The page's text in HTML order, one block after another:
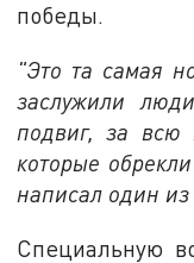
победы.
"Это та самая
заслужили
подвиг, за всю
которые
написал один
Специальную